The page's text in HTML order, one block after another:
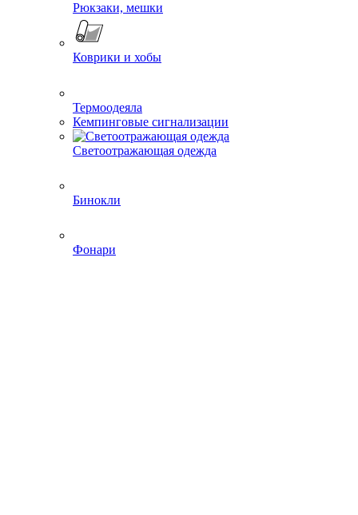
Рюкзаки, мешки
Коврики и хобы
Термоодеяла
Кемпинговые сигнализации
Светоотражающая одежда
Бинокли
Фонари